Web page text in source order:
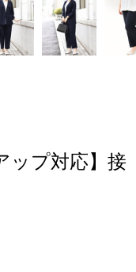
ップ対応】接